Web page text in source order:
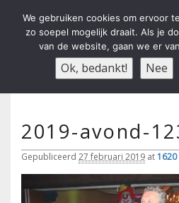
Carnavals
anno 1959 va R.K.T.S.V. Menu
2019-avond-
Gepubliceerd 27 februari 2019 at1620
We gebruiken cookies om ervoor
zo soepel mogelijk draait. Als je
van de website, gaan we er
Ok, bedankt! Nee